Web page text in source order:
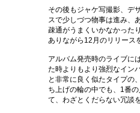
その後もジャケ写撮影、デ
スで少しづつ物事は進み、
疎通がうまくいかなかった
ありながら12月のリリース
アルバム発売時のライブに
た時よりもより強烈なイン
と非常に良く似たタイプの
ち上げの輪の中でも、1番
て、わざとくだらない冗談